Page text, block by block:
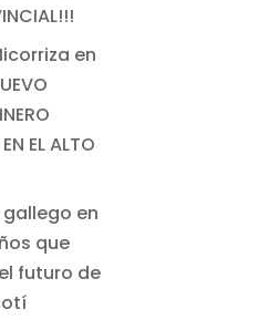
en
EL ALTO
en
que
futuro de